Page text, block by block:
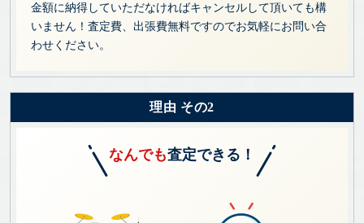
金額に納得していただなければキャンセルして頂いても構
いません！査定費、出張費無料ですのでお気軽にお問い合
わせください。
理由 その2
なんでも査定できる！